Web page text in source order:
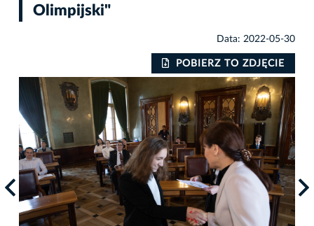
Olimpijski"
Data: 2022-05-30
POBIERZ TO ZDJĘCIE